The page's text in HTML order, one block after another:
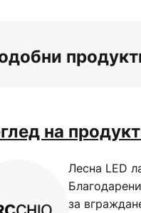
на
Лесна LED
за